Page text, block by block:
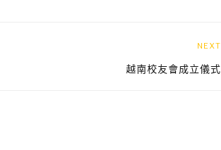
NEXT
越南校友會成立儀式